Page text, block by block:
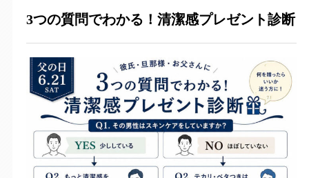
3つの質問でわかる！清潔感プレゼント診断